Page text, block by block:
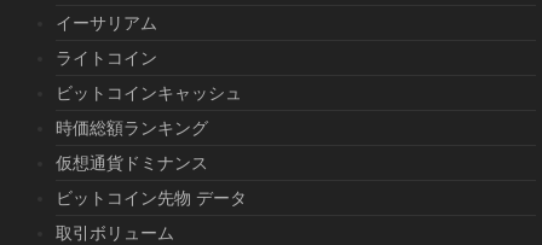
イーサリアム
ライトコイン
ビットコインキャッシュ
時価総額ランキング
仮想通貨ドミナンス
ビットコイン先物 データ
取引ボリューム